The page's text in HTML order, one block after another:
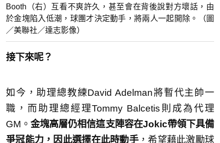
Booth（右）互看不爽許久，甚至會在背後說對方壞話，由
於金塊陷入低潮，球團才決定動手，將兩人一起開除。（圖
／美聯社／達志影像）
接下來呢？
如今，助理總教練David Adelman將暫代主帥一
職，而助理總經理Tommy Balcetis則成為代理
GM。金塊高層仍相信這支陣容在Jokic帶領下具備
爭冠能力，因此選擇在此時動手，希望藉此激勵球